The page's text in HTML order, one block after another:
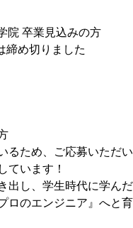
院 卒業見込みの方
締め切りました
るため、ご応募いただ
ています！
出し、学生時代に学ん
ロのエンジニア』へと